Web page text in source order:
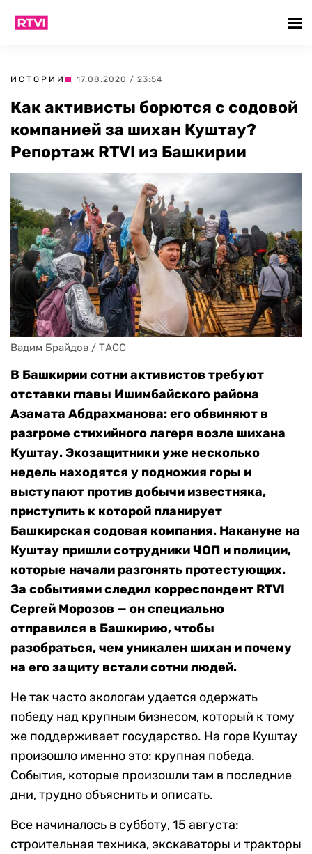
ИСТОРИИ | 17.08.2020 / 23:54
Как активисты борются с содовой
компанией за шихан Куштау?
Репортаж RTVI из Башкирии
Вадим Брайдов / ТАСС
В Башкирии сотни активистов требуют
отставки главы Ишимбайского района
Азамата Абдрахманова: его обвиняют в
разгроме стихийного лагеря возле шихана
Куштау. Экозащитники уже несколько
недель находятся у подножия горы и
выступают против добычи известняка,
приступить к которой планирует
Башкирская содовая компания. Накануне на
Куштау пришли сотрудники ЧОП и полиции,
которые начали разгонять протестующих.
За событиями следил корреспондент RTVI
Сергей Морозов — он специально
отправился в Башкирию, чтобы
разобраться, чем уникален шихан и почему
на его защиту встали сотни людей.
Не так часто экологам удается одержать
победу над крупным бизнесом, который к тому
же поддерживает государство. На горе Куштау
произошло именно это: крупная победа.
События, которые произошли там в последние
дни, трудно объяснить и описать.
Все начиналось в субботу, 15 августа:
строительная техника, экскаваторы и тракторы